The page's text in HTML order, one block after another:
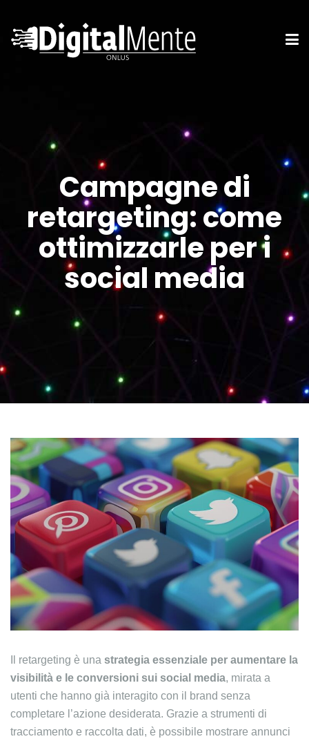
Campagne di
retargeting: come
ottimizzarle per i
social media
Il retargeting è una strategia essenziale per aumentare la
visibilità e le conversioni sui social media, mirata a
utenti che hanno già interagito con il brand senza
completare l’azione desiderata. Grazie a strumenti di
tracciamento e raccolta dati, è possibile mostrare annunci